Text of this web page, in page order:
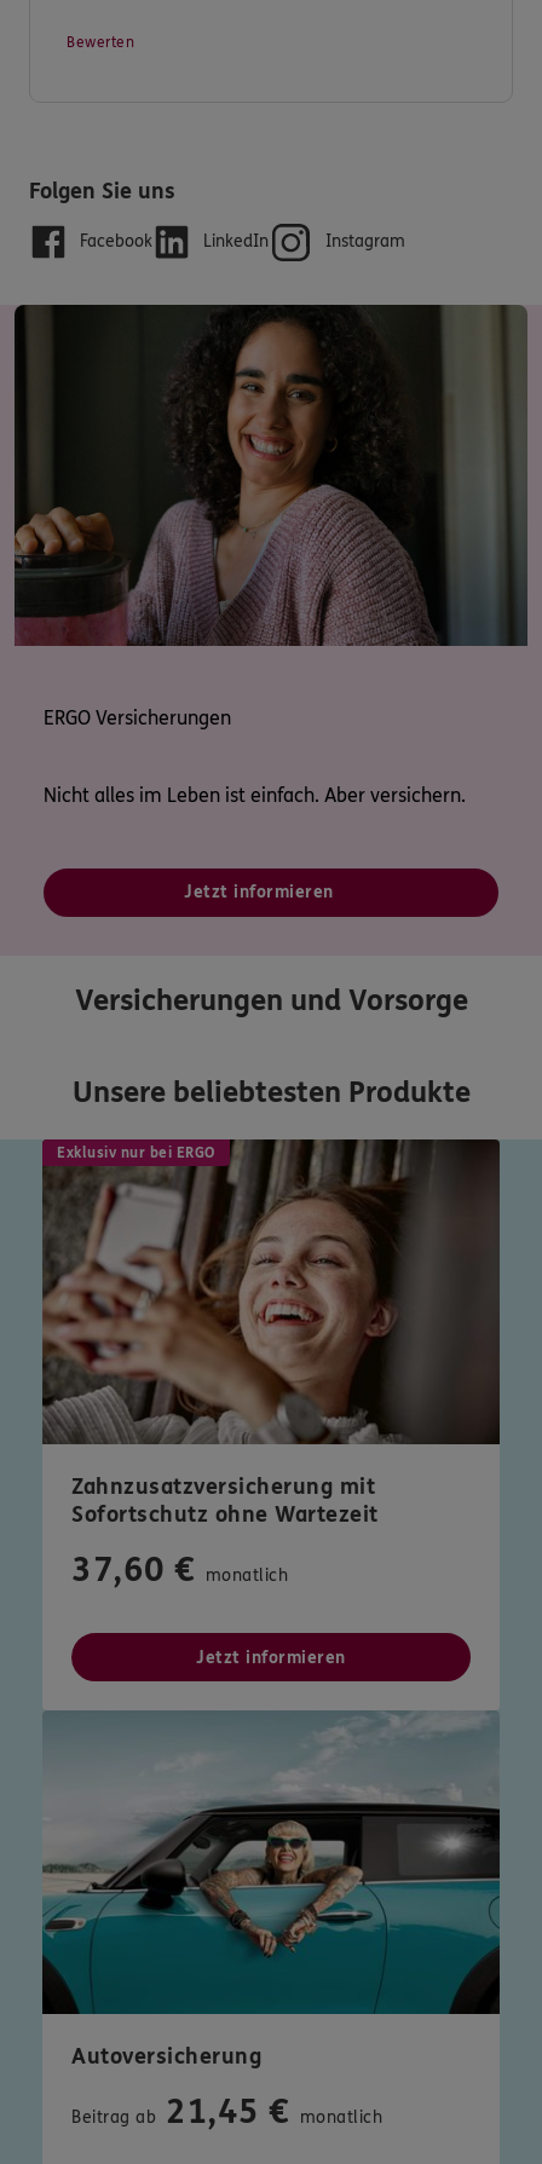
Bewerten
Folgen Sie uns
Facebook LinkedIn Instagram
ERGO Versicherungen
Nicht alles im Leben ist einfach. Aber versichern.
Jetzt informieren
Versicherungen und Vorsorge
Unsere beliebtesten Produkte
Exklusiv nur bei ERGO
Zahnzusatzversicherung mit
Sofortschutz ohne Wartezeit
37,60 € monatlich
Jetzt informieren
Autoversicherung
Beitrag ab 21,45 € monatlich